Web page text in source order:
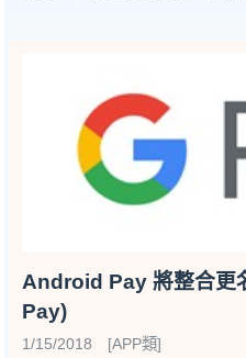
Android Pay 將整合更
Pay)
1/15/2018 [APP類]